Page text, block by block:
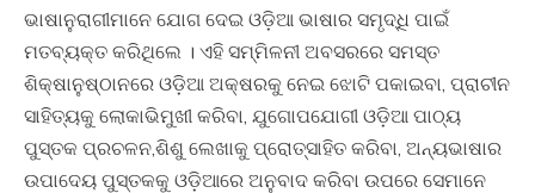
ଭାଷାନୁରାଗୀମାନେ ଯୋଗ ଦେଇ ଓଡ଼ିଆ ଭାଷାର ସମୃଦ୍ଧି ପାଇଁ
ମତବ୍ୟକ୍ତ କରିଥିଲେ । ଏହି ସମ୍ମିଳନୀ ଅବସରରେ ସମସ୍ତ
ଶିକ୍ଷାନୁଷ୍ଠାନରେ ଓଡ଼ିଆ ଅକ୍ଷରକୁ ନେଇ ଝୋଟି ପକାଇବା, ପ୍ରାଚୀନ
ସାହିତ୍ୟକୁ ଲୋକାଭିମୁଖୀ କରିବା, ଯୁଗୋପଯୋଗୀ ଓଡ଼ିଆ ପାଠ୍ୟ
ପୁସ୍ତକ ପ୍ରଚଳନ,ଶିଶୁ ଲେଖାକୁ ପ୍ରୋତ୍ସାହିତ କରିବା, ଅନ୍ୟଭାଷାର
ଉପାଦେୟ ପୁସ୍ତକକୁ ଓଡ଼ିଆରେ ଅନୁବାଦ କରିବା ଉପରେ ସେମାନେ